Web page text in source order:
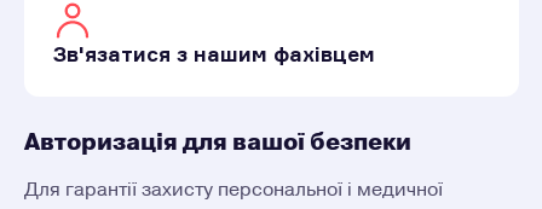
Зв'язатися з нашим фахівцем
Авторизація для вашої безпеки
Для гарантії захисту персональної і медичної